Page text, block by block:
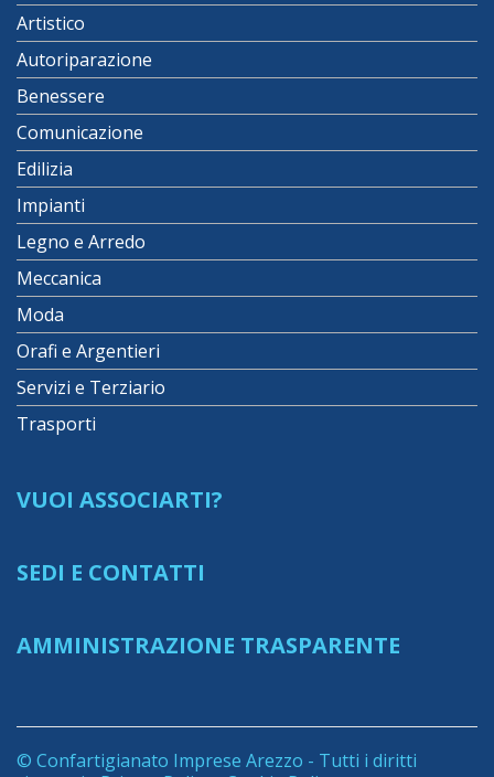
Artistico
Autoriparazione
Benessere
Comunicazione
Edilizia
Impianti
Legno e Arredo
Meccanica
Moda
Orafi e Argentieri
Servizi e Terziario
Trasporti
VUOI ASSOCIARTI?
SEDI E CONTATTI
AMMINISTRAZIONE TRASPARENTE
© Confartigianato Imprese Arezzo - Tutti i diritti